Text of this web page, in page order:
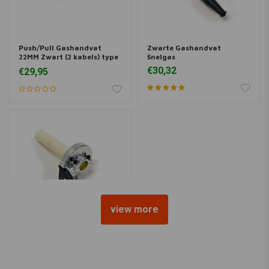
Push/Pull Gashandvat
22MM Zwart (2 kabels) type
2
€29,95
Zwarte Gashandvat
Snelgas
€30,32
view more